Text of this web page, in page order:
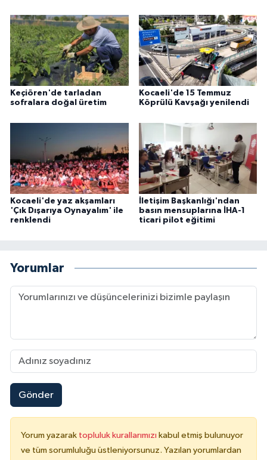
Keçiören'de tarladan
sofralara doğal üretim
Kocaeli'de 15 Temmuz
Köprülü Kavşağı yenilendi
Kocaeli'de yaz akşamları
'Çık Dışarıya Oynayalım' ile
renklendi
İletişim Başkanlığı'ndan
basın mensuplarına İHA-1
ticari pilot eğitimi
Yorumlar
Gönder
Yorum yazarak topluluk kurallarımızı kabul etmiş bulunuyor
ve tüm sorumluluğu üstleniyorsunuz. Yazılan yorumlardan